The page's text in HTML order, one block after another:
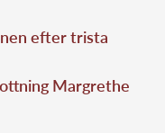
efter trista
Margrethe